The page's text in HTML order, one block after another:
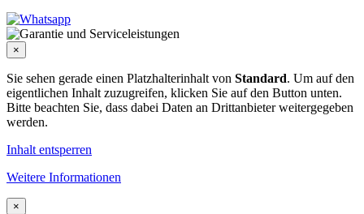
×
Sie sehen gerade einen Platzhalterinhalt von Standard. Um auf den
eigentlichen Inhalt zuzugreifen, klicken Sie auf den Button unten.
Bitte beachten Sie, dass dabei Daten an Drittanbieter weitergegeben
werden.
Inhalt entsperren
Weitere Informationen
×